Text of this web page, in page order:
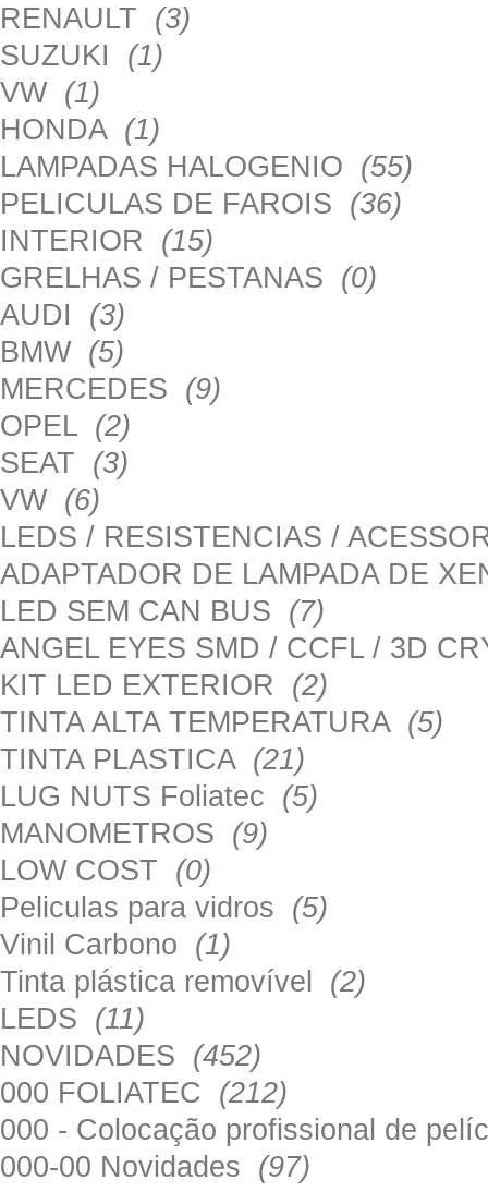
RENAULT (3)
SUZUKI (1)
VW (1)
HONDA (1)
LAMPADAS HALOGENIO (55)
PELICULAS DE FAROIS (36)
INTERIOR (15)
GRELHAS / PESTANAS (0)
AUDI (3)
BMW (5)
MERCEDES (9)
OPEL (2)
SEAT (3)
VW (6)
LEDS / RESISTENCIAS /
ADAPTADOR DE LAMPADA DE
LED SEM CAN BUS (7)
ANGEL EYES SMD / CCFL / 3D
KIT LED EXTERIOR (2)
TINTA ALTA TEMPERATURA (5)
TINTA PLASTICA (21)
LUG NUTS Foliatec (5)
MANOMETROS (9)
LOW COST (0)
Peliculas para vidros (5)
Vinil Carbono (1)
Tinta plástica removível (2)
LEDS (11)
NOVIDADES (452)
000 FOLIATEC (212)
000 - Colocação profissional de
000-00 Novidades (97)